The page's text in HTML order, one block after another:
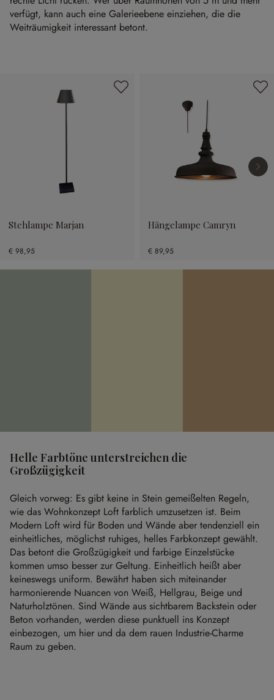
verfügt, kann auch eine Galerieebene einziehen, die die
Weiträumigkeit interessant betont.
Stehlampe Marjan
€ 98,95
Hängelampe Camryn
€ 89,95
Helle Farbtöne unterstreichen die
Großzügigkeit
Gleich vorweg: Es gibt keine in Stein gemeißelten Regeln,
wie das Wohnkonzept Loft farblich umzusetzen ist. Beim
Modern Loft wird für Boden und Wände aber tendenziell ein
einheitliches, möglichst ruhiges, helles Farbkonzept gewählt.
Das betont die Großzügigkeit und farbige Einzelstücke
kommen umso besser zur Geltung. Einheitlich heißt aber
keineswegs uniform. Bewährt haben sich miteinander
harmonierende Nuancen von Weiß, Hellgrau, Beige und
Naturholztönen. Sind Wände aus sichtbarem Backstein oder
Beton vorhanden, werden diese punktuell ins Konzept
einbezogen, um hier und da dem rauen Industrie-Charme
Raum zu geben.